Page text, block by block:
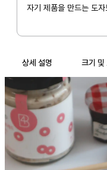
자기 제품을 만드는 도자브랜드 입니다.
상세 설명 크기 및